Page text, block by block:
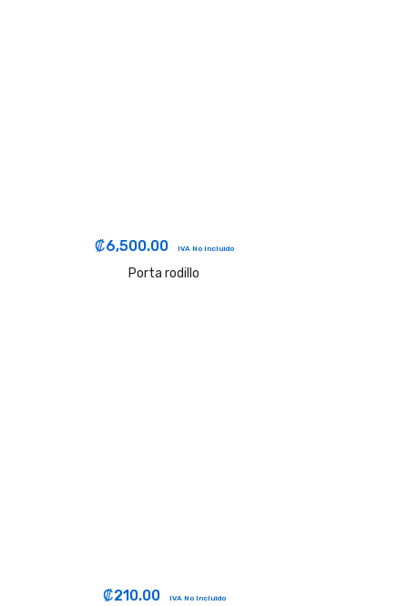
₡6,500.00 IVA No Incluido
Porta rodillo
₡210.00 IVA No Incluido